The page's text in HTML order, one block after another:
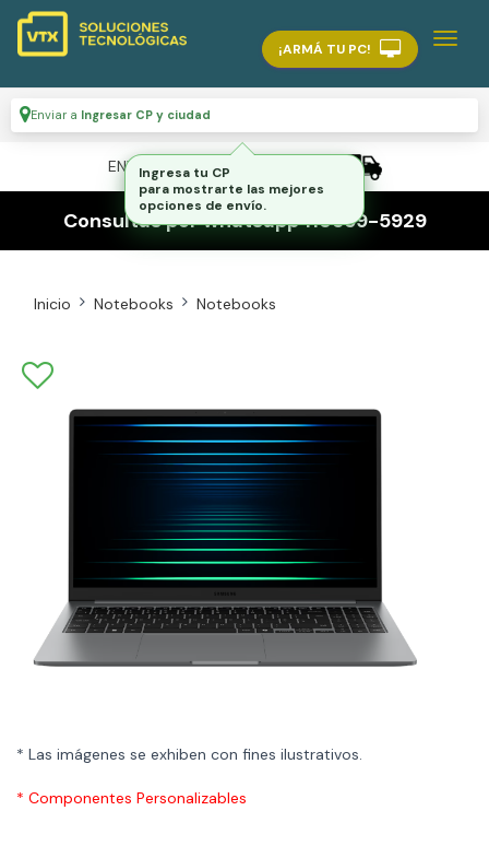
¡ARMÁ TU PC!
Enviar a Ingresar CP y ciudad
ENVÍO GRATIS A TODO EL PAÍS
Consultas por whatsapp 116559-5929
Inicio Notebooks Notebooks
* Las imágenes se exhiben con fines ilustrativos.
* Componentes Personalizables